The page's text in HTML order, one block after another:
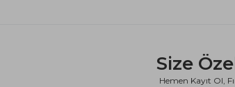
Size
Hemen Kayıt Ol,